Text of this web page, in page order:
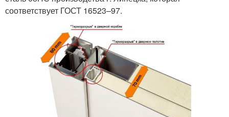
соответствует ГОСТ 16523–97.